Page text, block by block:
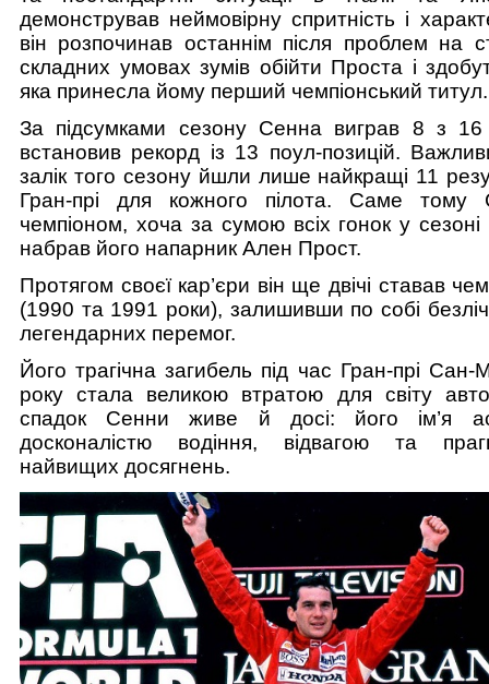
демонстрував неймовірну спритність і
він розпочинав останнім після проблем на
складних умовах зумів обійти Простa і
яка принесла йому перший чемпіонський титул.
За підсумками сезону Сенна виграв 8 з 16
встановив рекорд із 13 поул-позицій.
залік того сезону йшли лише найкращі 11
Гран-прі для кожного пілота. Саме тому
чемпіоном, хоча за сумою всіх гонок у сезоні
набрав його напарник Ален Прост.
Протягом своєї кар’єри він ще двічі ставав
(1990 та 1991 роки), залишивши по собі
легендарних перемог.
Його трагічна загибель під час Гран-прі
року стала великою втратою для світу
спадок Сенни живе й досі: його ім’я
досконалістю водіння, відвагою та
найвищих досягнень.